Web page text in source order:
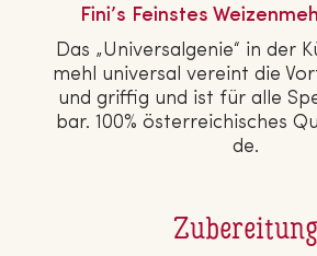
Zubereitung
Fini’s Feinstes
Das „Uni­ver­sal­ge­nie“ in der
mehl universal vereint die
und griffig und ist für alle
bar. 100% ös­ter­rei­chi­sches
de.